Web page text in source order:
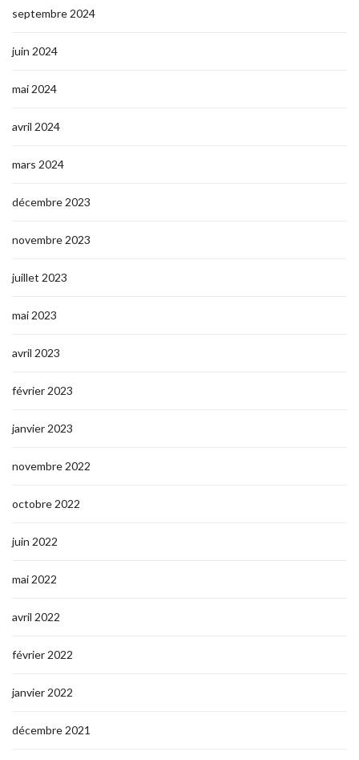
septembre 2024
juin 2024
mai 2024
avril 2024
mars 2024
décembre 2023
novembre 2023
juillet 2023
mai 2023
avril 2023
février 2023
janvier 2023
novembre 2022
octobre 2022
juin 2022
mai 2022
avril 2022
février 2022
janvier 2022
décembre 2021